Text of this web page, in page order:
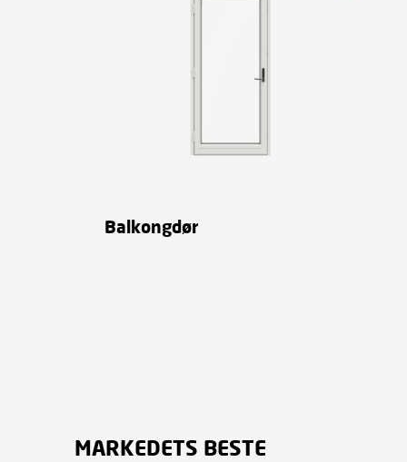
Balkongdør
MARKEDETS BESTE